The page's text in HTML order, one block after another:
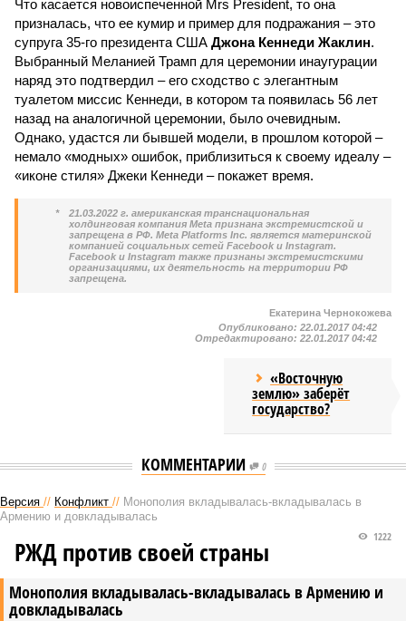
Что касается новоиспеченной Mrs President, то она
призналась, что ее кумир и пример для подражания – это
супруга 35-го президента США Джона Кеннеди Жаклин.
Выбранный Меланией Трамп для церемонии инаугурации
наряд это подтвердил – его сходство с элегантным
туалетом миссис Кеннеди, в котором та появилась 56 лет
назад на аналогичной церемонии, было очевидным.
Однако, удастся ли бывшей модели, в прошлом которой –
немало «модных» ошибок, приблизиться к своему идеалу –
«иконе стиля» Джеки Кеннеди – покажет время.
*
21.03.2022 г. американская транснациональная
холдинговая компания Meta признана экстремистской и
запрещена в РФ. Meta Platforms Inc. является материнской
компанией социальных сетей Facebook и Instagram.
Facebook и Instagram также признаны экстремистскими
организациями, их деятельность на территории РФ
запрещена.
Екатерина Чернокожева
Опубликовано: 22.01.2017 04:42
Отредактировано: 22.01.2017 04:42
«Восточную
землю» заберёт
государство?
КОММЕНТАРИИ 0
Версия // Конфликт // Монополия вкладывалась-вкладывалась в
Армению и довкладывалась
Монополия вкладывалась-вкладывалась в Армению и
довкладывалась
1222
РЖД против своей страны